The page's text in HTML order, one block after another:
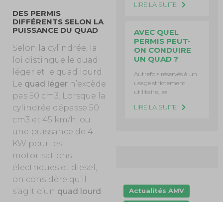
DES PERMIS
DIFFÉRENTS SELON LA
PUISSANCE DU QUAD
Selon la cylindrée, la
loi distingue le quad
léger et le quad lourd.
Le quad léger n’excède
pas 50 cm3. Lorsque la
cylindrée dépasse 50
cm3 et 45 km/h, ou
une puissance de 4
KW pour les
motorisations
électriques et diesel,
on considère qu’il
s’agit d’un quad lourd .
LIRE LA SUITE
AVEC QUEL
PERMIS PEUT-
ON CONDUIRE
UN QUAD ?
Autrefois réservés à un
usage strictement
utilitaire, les
LIRE LA SUITE
Actualités AMV